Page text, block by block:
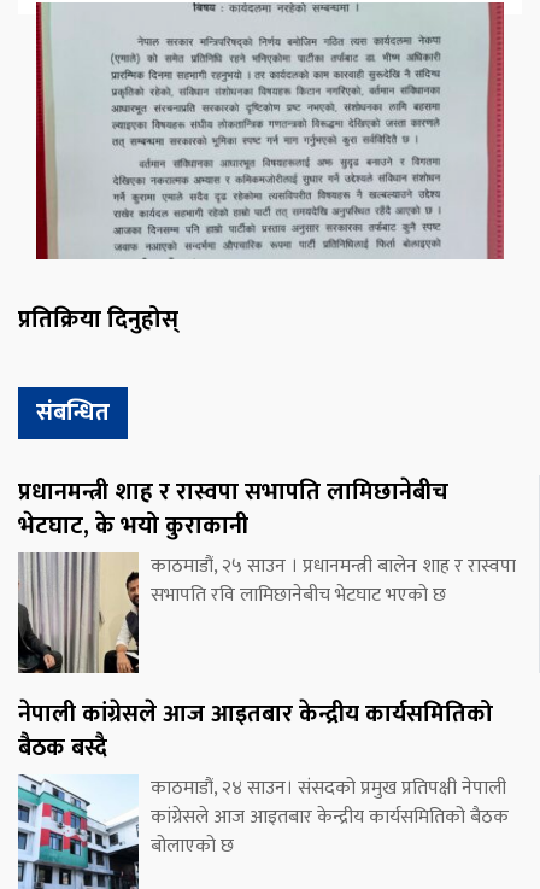
प्रतिक्रिया दिनुहोस्
संबन्धित
प्रधानमन्त्री शाह र रास्वपा सभापति लामिछानेबीच
भेटघाट, के भयो कुराकानी
काठमाडौं, २५ साउन । प्रधानमन्त्री बालेन शाह र रास्वपा
सभापति रवि लामिछानेबीच भेटघाट भएको छ
नेपाली कांग्रेसले आज आइतबार केन्द्रीय कार्यसमितिको
बैठक बस्दै
काठमाडौं, २४ साउन। संसदको प्रमुख प्रतिपक्षी नेपाली
कांग्रेसले आज आइतबार केन्द्रीय कार्यसमितिको बैठक
बोलाएको छ